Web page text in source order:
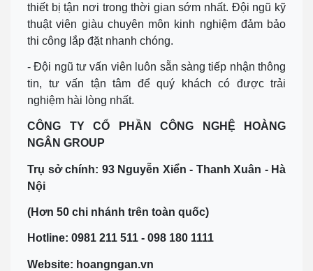
thiết bị tận nơi trong thời gian sớm nhất. Đội ngũ kỹ
thuật viên giàu chuyên môn kinh nghiệm đảm bảo
thi công lắp đặt nhanh chóng.
- Đội ngũ tư vấn viên luôn sẵn sàng tiếp nhận thông
tin, tư vấn tận tâm để quý khách có được trải
nghiệm hài lòng nhất.
CÔNG TY CỔ PHẦN CÔNG NGHỆ HOÀNG
NGÂN GROUP
Trụ sở chính: 93 Nguyễn Xiển - Thanh Xuân - Hà
Nội
(Hơn 50 chi nhánh trên toàn quốc)
Hotline: 0981 211 511 - 098 180 1111
Website: hoangngan.vn